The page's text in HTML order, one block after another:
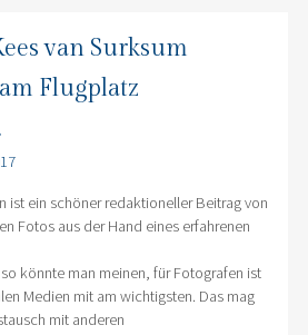
van Surksum
Flugplatz
ist ein schöner redaktioneller Beitrag von
Fotos aus der Hand eines erfahrenen
könnte man meinen, für Fotografen ist
Medien mit am wichtigsten. Das mag
mit anderen